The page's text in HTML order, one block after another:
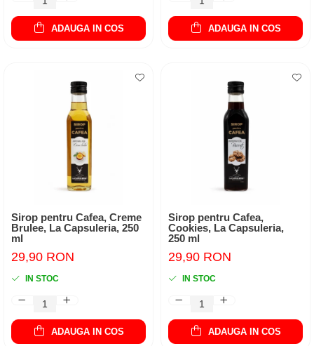
ADAUGA IN COS ADAUGA IN COS
Sirop pentru Cafea, Creme
Brulee, La Capsuleria, 250
ml
29,90 RON
IN STOC
ADAUGA IN COS
Sirop pentru Cafea,
Cookies, La Capsuleria,
250 ml
29,90 RON
IN STOC
ADAUGA IN COS